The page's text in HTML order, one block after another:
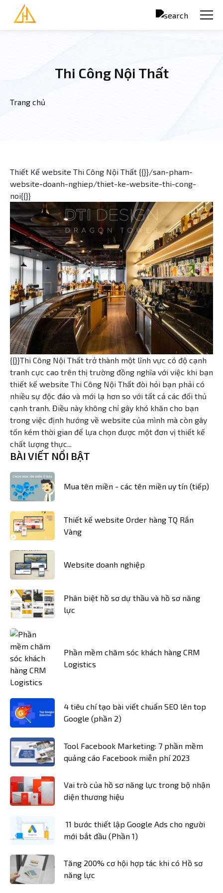
Nhảy đến nội dung
Thi Công Nội Thất
Bạn đang ở đây
Trang chủ
Thiết Kế website Thi Công Nội Thất {{}}/san-pham-
website-doanh-nghiep/thiet-ke-website-thi-cong-
noi{{}}
{{}}Thi Công Nội Thất trở thành một lĩnh vực có độ cạnh
tranh cực cao trên thị trường đồng nghĩa với việc khi bạn
thiết kế website Thi Công Nội Thất đòi hỏi bạn phải có
nhiều sự độc đáo và mới lạ hơn so với tất cả các đối thủ
cạnh tranh. Điều này không chỉ gây khó khăn cho bạn
trong việc định hướng về website của mình mà còn gây
tốn kém thời gian để lựa chọn được một đơn vị thiết kế
chất lượng thực...
BÀI VIẾT NỔI BẬT
Mua tên miền - các tên miền uy tín (tiếp)
Thiết kế website Order hàng TQ Rắn
Vàng
Website doanh nghiệp
Phân biệt hồ sơ dự thầu và hồ sơ năng
lực
Phần mềm chăm sóc khách hàng CRM
Logistics
4 tiêu chí tạo bài viết chuẩn SEO lên top
Google (phần 2)
Tool Facebook Marketing: 7 phần mềm
quảng cáo Facebook miễn phí 2023
Vai trò của hồ sơ năng lực trong bộ nhận
diện thương hiệu
11 bước thiết lập Google Ads cho người
mới bắt đầu (Phần 1)
Tăng 200% cơ hội hợp tác khi có Hồ sơ
năng lực